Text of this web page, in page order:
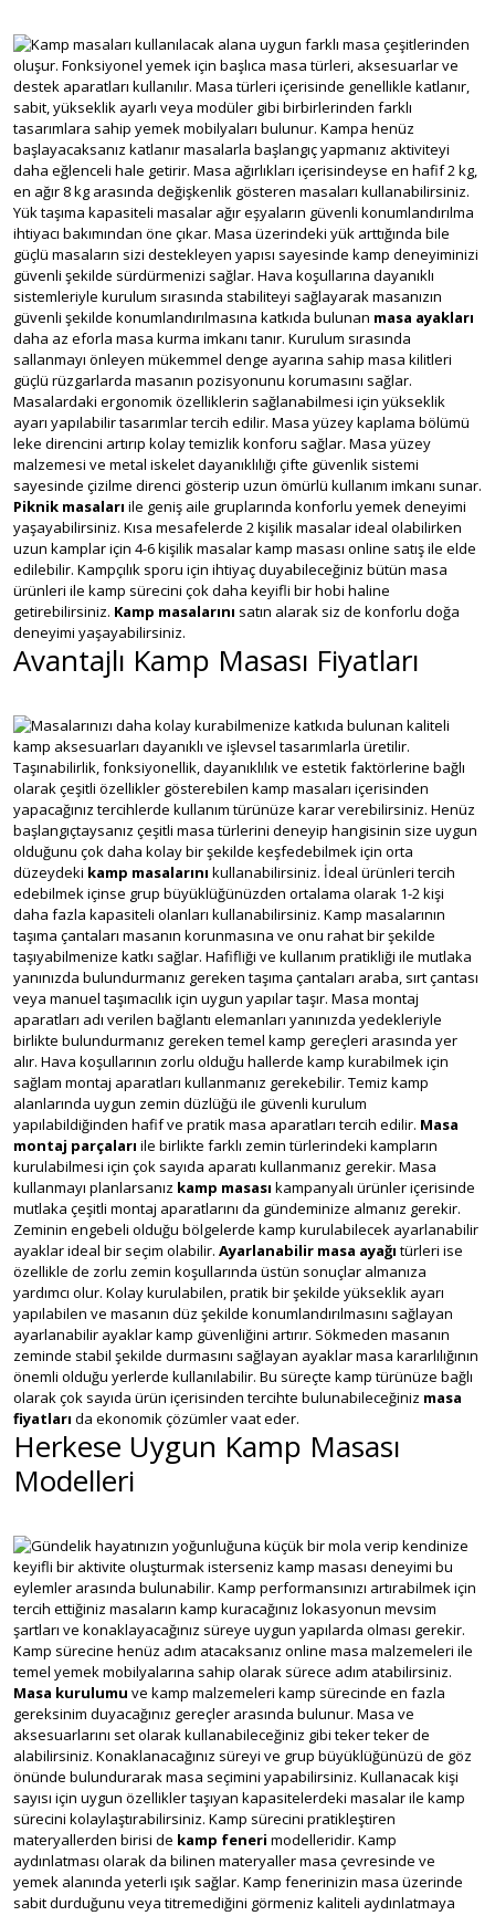
Kamp masaları kullanılacak alana uygun farklı masa çeşitlerinden
oluşur. Fonksiyonel yemek için başlıca masa türleri, aksesuarlar ve
destek aparatları kullanılır. Masa türleri içerisinde genellikle katlanır,
sabit, yükseklik ayarlı veya modüler gibi birbirlerinden farklı
tasarımlara sahip yemek mobilyaları bulunur. Kampa henüz
başlayacaksanız katlanır masalarla başlangıç yapmanız aktiviteyi
daha eğlenceli hale getirir. Masa ağırlıkları içerisindeyse en hafif 2 kg,
en ağır 8 kg arasında değişkenlik gösteren masaları kullanabilirsiniz.
Yük taşıma kapasiteli masalar ağır eşyaların güvenli konumlandırılma
ihtiyacı bakımından öne çıkar. Masa üzerindeki yük arttığında bile
güçlü masaların sizi destekleyen yapısı sayesinde kamp deneyiminizi
güvenli şekilde sürdürmenizi sağlar. Hava koşullarına dayanıklı
sistemleriyle kurulum sırasında stabiliteyi sağlayarak masanızın
güvenli şekilde konumlandırılmasına katkıda bulunan masa ayakları
daha az eforla masa kurma imkanı tanır. Kurulum sırasında
sallanmayı önleyen mükemmel denge ayarına sahip masa kilitleri
güçlü rüzgarlarda masanın pozisyonunu korumasını sağlar.
Masalardaki ergonomik özelliklerin sağlanabilmesi için yükseklik
ayarı yapılabilir tasarımlar tercih edilir. Masa yüzey kaplama bölümü
leke direncini artırıp kolay temizlik konforu sağlar. Masa yüzey
malzemesi ve metal iskelet dayanıklılığı çifte güvenlik sistemi
sayesinde çizilme direnci gösterip uzun ömürlü kullanım imkanı sunar.
Piknik masaları ile geniş aile gruplarında konforlu yemek deneyimi
yaşayabilirsiniz. Kısa mesafelerde 2 kişilik masalar ideal olabilirken
uzun kamplar için 4-6 kişilik masalar kamp masası online satış ile elde
edilebilir. Kampçılık sporu için ihtiyaç duyabileceğiniz bütün masa
ürünleri ile kamp sürecini çok daha keyifli bir hobi haline
getirebilirsiniz. Kamp masalarını satın alarak siz de konforlu doğa
deneyimi yaşayabilirsiniz.
Avantajlı Kamp Masası Fiyatları
Masalarınızı daha kolay kurabilmenize katkıda bulunan kaliteli
kamp aksesuarları dayanıklı ve işlevsel tasarımlarla üretilir.
Taşınabilirlik, fonksiyonellik, dayanıklılık ve estetik faktörlerine bağlı
olarak çeşitli özellikler gösterebilen kamp masaları içerisinden
yapacağınız tercihlerde kullanım türünüze karar verebilirsiniz. Henüz
başlangıçtaysanız çeşitli masa türlerini deneyip hangisinin size uygun
olduğunu çok daha kolay bir şekilde keşfedebilmek için orta
düzeydeki kamp masalarını kullanabilirsiniz. İdeal ürünleri tercih
edebilmek içinse grup büyüklüğünüzden ortalama olarak 1-2 kişi
daha fazla kapasiteli olanları kullanabilirsiniz. Kamp masalarının
taşıma çantaları masanın korunmasına ve onu rahat bir şekilde
taşıyabilmenize katkı sağlar. Hafifliği ve kullanım pratikliği ile mutlaka
yanınızda bulundurmanız gereken taşıma çantaları araba, sırt çantası
veya manuel taşımacılık için uygun yapılar taşır. Masa montaj
aparatları adı verilen bağlantı elemanları yanınızda yedekleriyle
birlikte bulundurmanız gereken temel kamp gereçleri arasında yer
alır. Hava koşullarının zorlu olduğu hallerde kamp kurabilmek için
sağlam montaj aparatları kullanmanız gerekebilir. Temiz kamp
alanlarında uygun zemin düzlüğü ile güvenli kurulum
yapılabildiğinden hafif ve pratik masa aparatları tercih edilir. Masa
montaj parçaları ile birlikte farklı zemin türlerindeki kampların
kurulabilmesi için çok sayıda aparatı kullanmanız gerekir. Masa
kullanmayı planlarsanız kamp masası kampanyalı ürünler içerisinde
mutlaka çeşitli montaj aparatlarını da gündeminize almanız gerekir.
Zeminin engebeli olduğu bölgelerde kamp kurulabilecek ayarlanabilir
ayaklar ideal bir seçim olabilir. Ayarlanabilir masa ayağı türleri ise
özellikle de zorlu zemin koşullarında üstün sonuçlar almanıza
yardımcı olur. Kolay kurulabilen, pratik bir şekilde yükseklik ayarı
yapılabilen ve masanın düz şekilde konumlandırılmasını sağlayan
ayarlanabilir ayaklar kamp güvenliğini artırır. Sökmeden masanın
zeminde stabil şekilde durmasını sağlayan ayaklar masa kararlılığının
önemli olduğu yerlerde kullanılabilir. Bu süreçte kamp türünüze bağlı
olarak çok sayıda ürün içerisinden tercihte bulunabileceğiniz masa
fiyatları da ekonomik çözümler vaat eder.
Herkese Uygun Kamp Masası
Modelleri
Gündelik hayatınızın yoğunluğuna küçük bir mola verip kendinize
keyifli bir aktivite oluşturmak isterseniz kamp masası deneyimi bu
eylemler arasında bulunabilir. Kamp performansınızı artırabilmek için
tercih ettiğiniz masaların kamp kuracağınız lokasyonun mevsim
şartları ve konaklayacağınız süreye uygun yapılarda olması gerekir.
Kamp sürecine henüz adım atacaksanız online masa malzemeleri ile
temel yemek mobilyalarına sahip olarak sürece adım atabilirsiniz.
Masa kurulumu ve kamp malzemeleri kamp sürecinde en fazla
gereksinim duyacağınız gereçler arasında bulunur. Masa ve
aksesuarlarını set olarak kullanabileceğiniz gibi teker teker de
alabilirsiniz. Konaklanacağınız süreyi ve grup büyüklüğünüzü de göz
önünde bulundurarak masa seçimini yapabilirsiniz. Kullanacak kişi
sayısı için uygun özellikler taşıyan kapasitelerdeki masalar ile kamp
sürecini kolaylaştırabilirsiniz. Kamp sürecini pratikleştiren
materyallerden birisi de kamp feneri modelleridir. Kamp
aydınlatması olarak da bilinen materyaller masa çevresinde ve
yemek alanında yeterli ışık sağlar. Kamp fenerinizin masa üzerinde
sabit durduğunu veya titremediğini görmeniz kaliteli aydınlatmaya